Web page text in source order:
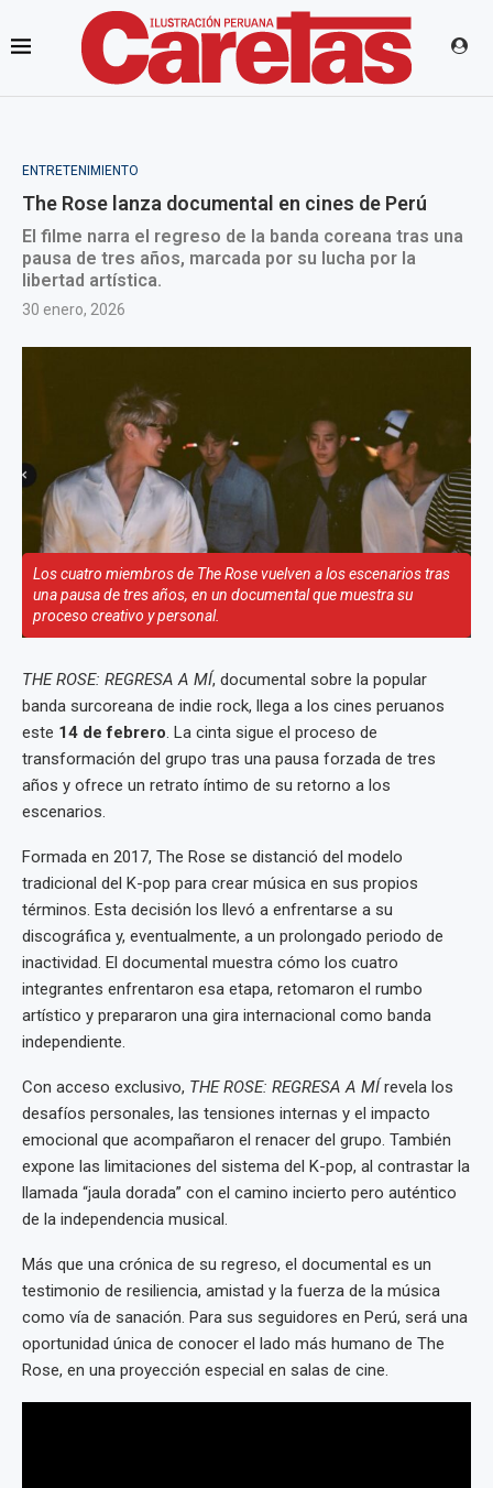
ENTRETENIMIENTO
The Rose lanza documental en cines de Perú
El filme narra el regreso de la banda coreana tras una
pausa de tres años, marcada por su lucha por la
libertad artística.
30 enero, 2026
Los cuatro miembros de The Rose vuelven a los escenarios tras
una pausa de tres años, en un documental que muestra su
proceso creativo y personal.
THE ROSE: REGRESA A MÍ, documental sobre la popular
banda surcoreana de indie rock, llega a los cines peruanos
este 14 de febrero. La cinta sigue el proceso de
transformación del grupo tras una pausa forzada de tres
años y ofrece un retrato íntimo de su retorno a los
escenarios.
Formada en 2017, The Rose se distanció del modelo
tradicional del K-pop para crear música en sus propios
términos. Esta decisión los llevó a enfrentarse a su
discográfica y, eventualmente, a un prolongado periodo de
inactividad. El documental muestra cómo los cuatro
integrantes enfrentaron esa etapa, retomaron el rumbo
artístico y prepararon una gira internacional como banda
independiente.
Con acceso exclusivo, THE ROSE: REGRESA A MÍ revela los
desafíos personales, las tensiones internas y el impacto
emocional que acompañaron el renacer del grupo. También
expone las limitaciones del sistema del K-pop, al contrastar la
llamada “jaula dorada” con el camino incierto pero auténtico
de la independencia musical.
Más que una crónica de su regreso, el documental es un
testimonio de resiliencia, amistad y la fuerza de la música
como vía de sanación. Para sus seguidores en Perú, será una
oportunidad única de conocer el lado más humano de The
Rose, en una proyección especial en salas de cine.